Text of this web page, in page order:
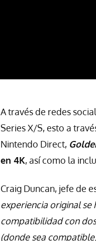
A través de redes
Series X/S, esto a
Nintendo Direct,
en 4K, así como la
Craig Duncan, jefe de
experiencia original
compatibilidad con
(donde sea